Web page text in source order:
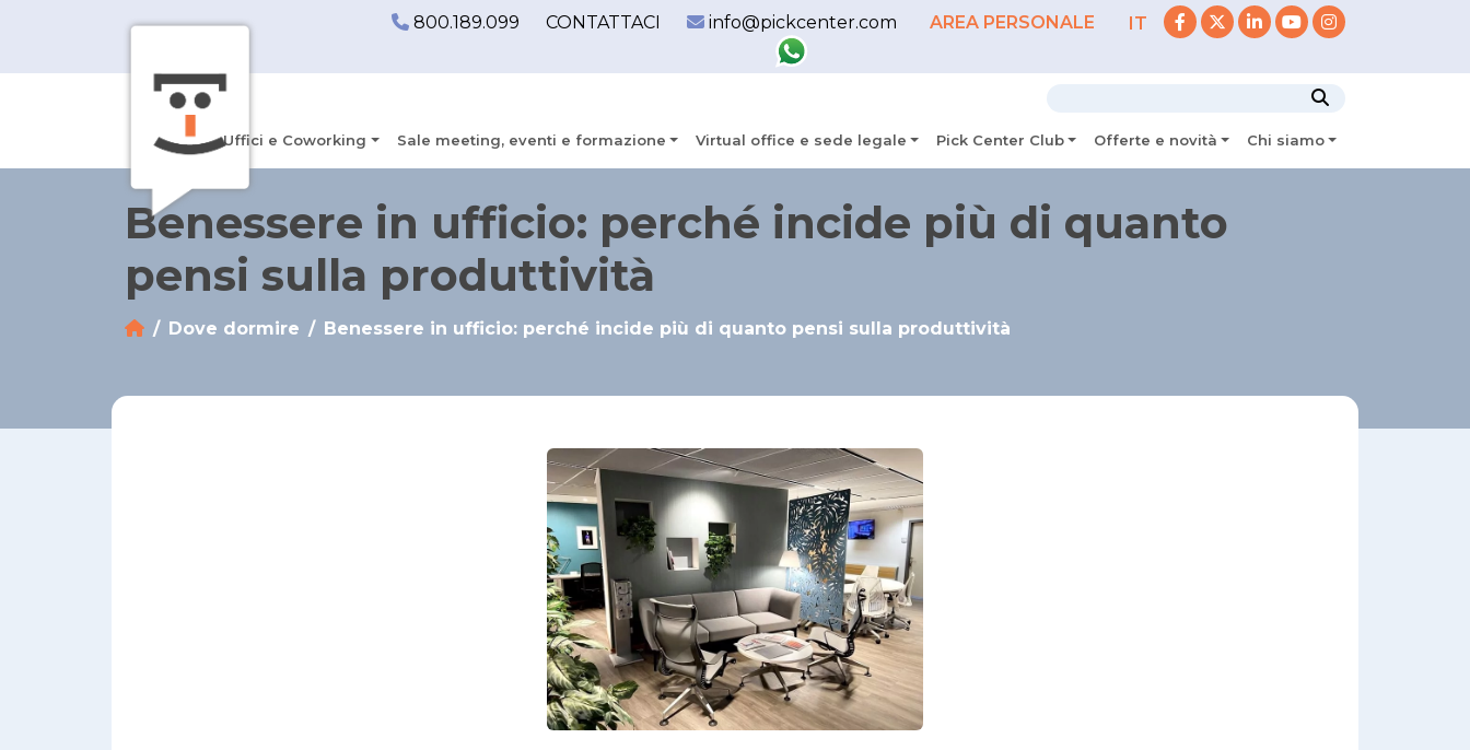
800.189.099 CONTATTACI info@pickcenter.com AREA PERSONALE IT
Uffici e Coworking Sale meeting, eventi e formazione Virtual office e sede legale Pick Center Club Offerte e novità Chi siamo
Benessere in ufficio: perché incide più di quanto
pensi sulla produttività
Dove dormire Benessere in ufficio: perché incide più di quanto pensi sulla produttività